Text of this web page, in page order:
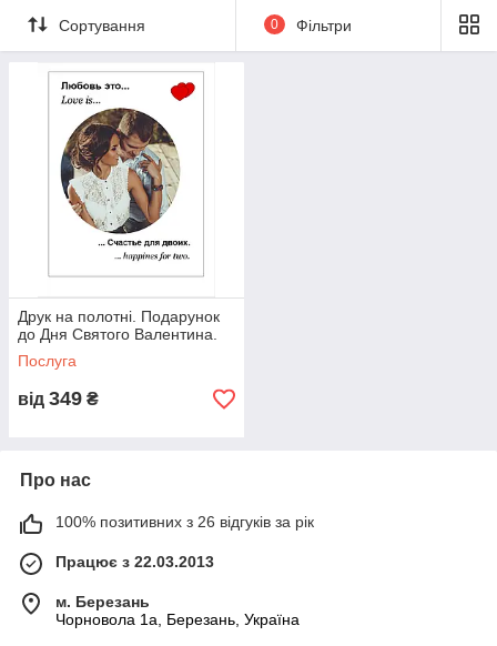
Сортування 0 Фільтри
Друк на полотні. Подарунок
до Дня Святого Валентина.
Послуга
від 349 ₴
Про нас
100% позитивних з 26 відгуків за рік
Працює з 22.03.2013
м. Березань
Чорновола 1а, Березань, Україна